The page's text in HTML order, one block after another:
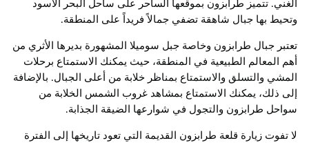
الغني. تتميز طرابزون بموقعها الساحر على ساحل البحر الأسود
وتحيط بها جبال شاهقة تضفي جمالاً فريداً على المنطقة.
تعتبر جبال طرابزون وخاصة جبل سوميلا المشهورة بديرها الأثري من
أهم المعالم الطبيعية في المنطقة، حيث يمكنك الاستمتاع برحلات
المشي والتسلق والاستمتاع بمناظر خلابة من أعلى الجبال. بالإضافة
إلى ذلك، يمكنك الاستمتاع بمشاهد غروب الشمس الخلابة من
سواحل طرابزون والتجول في شوارعها الضيقة الجذابة.
لا تفوت زيارة قلعة طرابزون القديمة التي تعود تاريخها إلى الفترة